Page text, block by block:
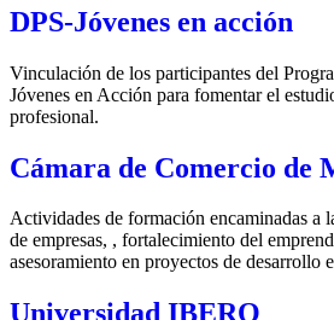
DPS-Jóvenes en acción
Vinculación de los participantes del
Jóvenes en Acción para fomentar el
profesional.
Cámara de Comercio de
Actividades de formación encaminadas a
de empresas, , fortalecimiento del
asesoramiento en proyectos de desarrollo
Universidad IBERO